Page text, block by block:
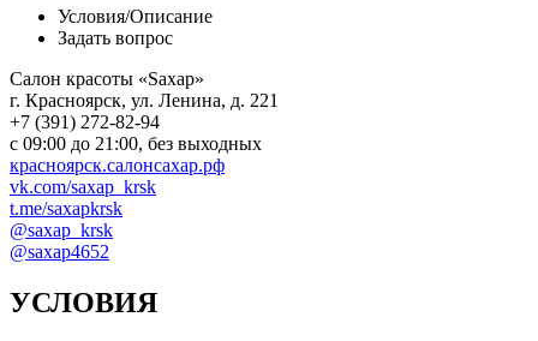
Условия/Описание
Задать вопрос
Салон красоты «Sахар»
г. Красноярск, ул. Ленина, д. 221
+7 (391) 272-82-94
с 09:00 до 21:00, без выходных
красноярск.салонсахар.рф
vk.com/saxap_krsk
t.me/saxapkrsk
@saxap_krsk
@saxap4652
УСЛОВИЯ